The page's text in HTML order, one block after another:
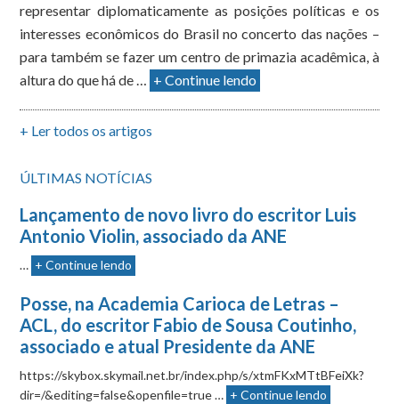
representar diplomaticamente as posições políticas e os
interesses econômicos do Brasil no concerto das nações –
para também se fazer um centro de primazia acadêmica, à
altura do que há de … + Continue lendo
+ Ler todos os artigos
ÚLTIMAS NOTÍCIAS
Lançamento de novo livro do escritor Luis
Antonio Violin, associado da ANE
… + Continue lendo
Posse, na Academia Carioca de Letras –
ACL, do escritor Fabio de Sousa Coutinho,
associado e atual Presidente da ANE
https://skybox.skymail.net.br/index.php/s/xtmFKxMTtBFeiXk?
dir=/&editing=false&openfile=true … + Continue lendo